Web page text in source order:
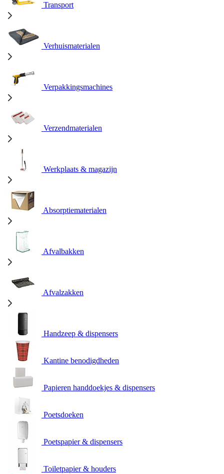
Transport
Verhuismaterialen
Verpakkingsmachines
Verzendmaterialen
Werkplaats & magazijn
Absorptiematerialen
Afvalbakken
Afvalzakken
Handzeep & dispensers
Kantine benodigdheden
Papieren handdoekjes & dispensers
Poetsdoeken
Poetspapier & dispensers
Toiletpapier & houders